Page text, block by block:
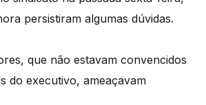
persistiram algumas dúvidas.
que não estavam convencidos
do executivo, ameaçavam